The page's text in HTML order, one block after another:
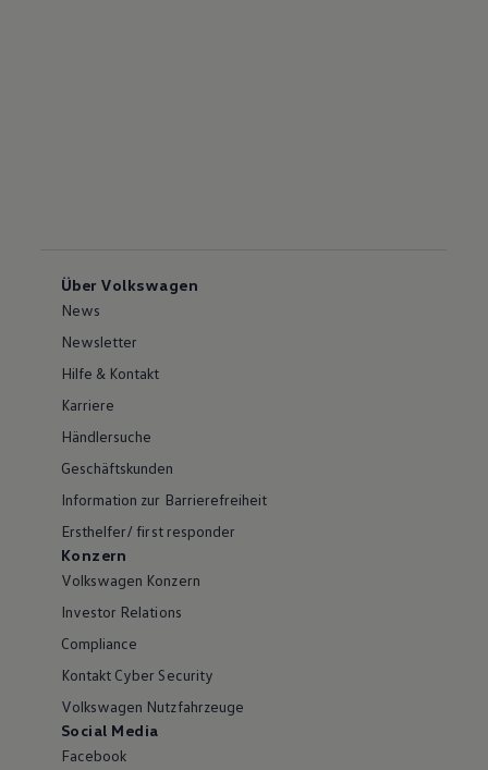
Über Volkswagen
News
Newsletter
Hilfe & Kontakt
Karriere
Händlersuche
Geschäftskunden
Information zur Barrierefreiheit
Ersthelfer/ first responder
Konzern
Volkswagen Konzern
Investor Relations
Compliance
Kontakt Cyber Security
Volkswagen Nutzfahrzeuge
Social Media
Facebook